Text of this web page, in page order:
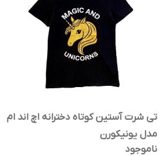
تی شرت آستین کوتاه دخترانه اچ اند ام
مدل یونیکورن
ناموجود